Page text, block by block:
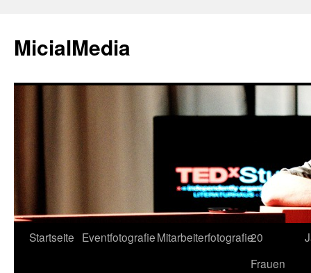
MicialMedia
Zum
Startseite EventfotografieMitarbeiterfotografie20
Frauen